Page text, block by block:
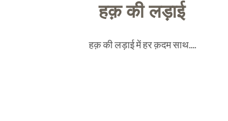
हक़ की लड़ाई
हक़ की लड़ाई में हर क़दम साथ....